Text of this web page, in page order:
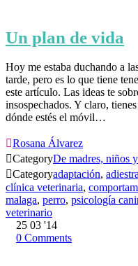
Un plan de vida
Hoy me estaba duchando a
tarde, pero es lo que tiene
este artículo. Las ideas te
insospechados. Y claro,
dónde estés el móvil…
Rosana Álvarez
CategoryDe madres, niños
Categoryadaptación,
clínica veterinaria,
malaga, perro, psicología
veterinario
25 03 '14
0 Comments